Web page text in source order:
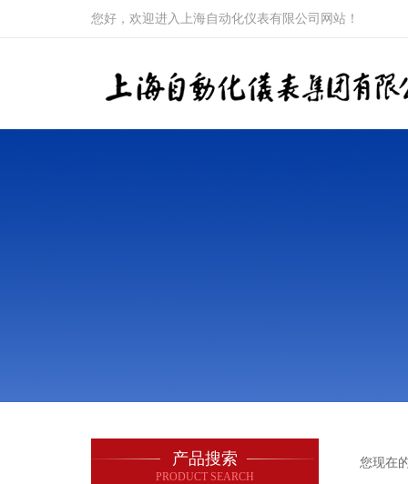
您好，欢迎进入上海自动化仪表有限公司网站！
产品搜索
PRODUCT SEARCH
您现在